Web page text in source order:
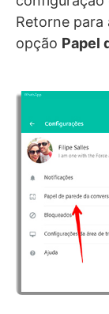
Retorne para
opção Papel